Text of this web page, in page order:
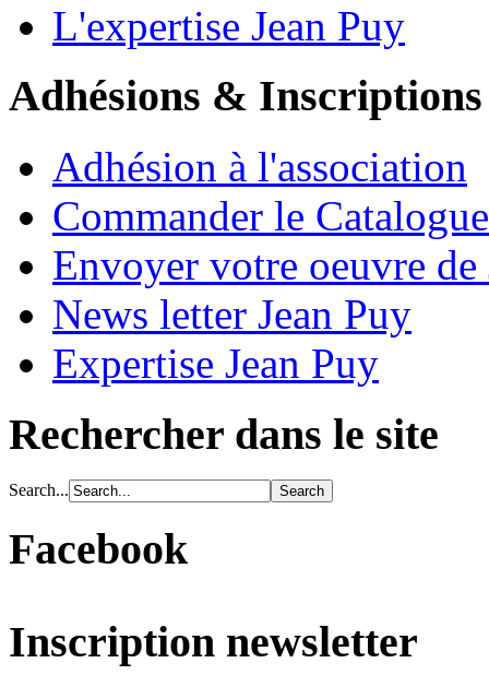
L'expertise Jean Puy
Adhésions & Inscriptions
Adhésion à l'association
Commander le
Envoyer votre oeuvre de
News letter Jean Puy
Expertise Jean Puy
Rechercher dans le site
Search...
Facebook
Inscription newsletter